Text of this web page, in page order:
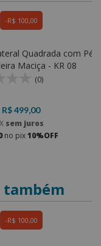
R$ 100,00
Quadrada com Pés
Maciça - KR 08
(0)
R$ 499,00
X sem juros
no pix10%OFF
também
R$ 100,00